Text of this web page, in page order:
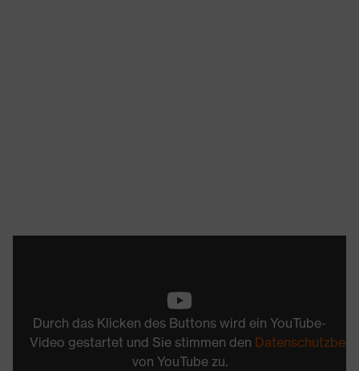
Durch das Klicken des Buttons wird ein YouTube-
Video gestartet und Sie stimmen den
von YouTube zu.